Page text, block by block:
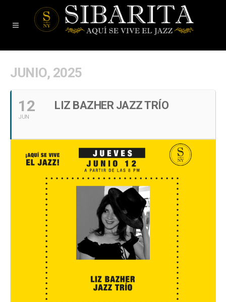
JUNIO, 2025
12
JUN
LIZ BAZHER JAZZ TRÍO